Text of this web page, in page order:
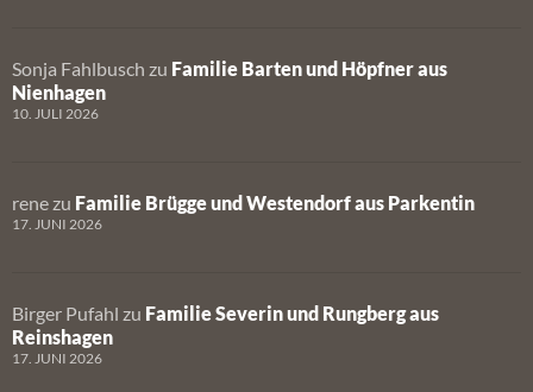
Sonja Fahlbusch zu Familie Barten und Höpfner aus
Nienhagen
10. JULI 2026
rene zu Familie Brügge und Westendorf aus Parkentin
17. JUNI 2026
Birger Pufahl zu Familie Severin und Rungberg aus
Reinshagen
17. JUNI 2026